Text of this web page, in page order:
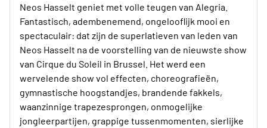
Neos Hasselt geniet met volle teugen van Alegria.
Fantastisch, adembenemend, ongelooflijk mooi en
spectaculair: dat zijn de superlatieven van leden van
Neos Hasselt na de voorstelling van de nieuwste show
van Cirque du Soleil in Brussel. Het werd een
wervelende show vol effecten, choreografieën,
gymnastische hoogstandjes, brandende fakkels,
waanzinnige trapezesprongen, onmogelijke
jongleerpartijen, grappige tussenmomenten, sierlijke